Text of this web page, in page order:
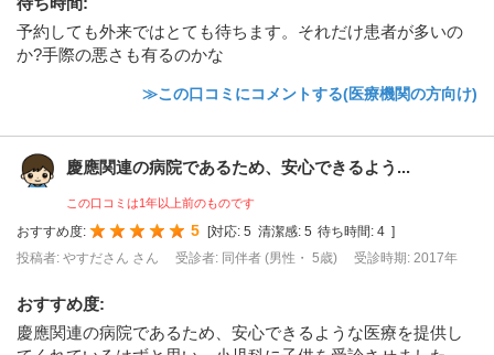
予約しても外来ではとても待ちます。それだけ患者が多いの
か?手際の悪さも有るのかな
≫この口コミにコメントする(医療機関の方向け)
慶應関連の病院であるため、安心できるよう...
この口コミは1年以上前のものです
おすすめ度: 5 [対応: 5 清潔感: 5 待ち時間: 4 ]
投稿者: やすださん さん
受診者: 同伴者 (男性・ 5歳) 受診時期: 2017年
おすすめ度:
慶應関連の病院であるため、安心できるような医療を提供し